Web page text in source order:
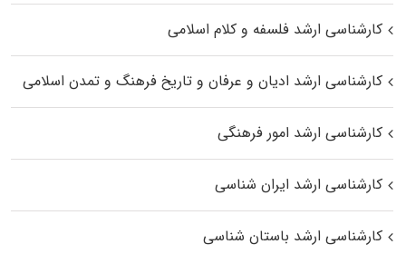
کارشناسی ارشد فلسفه و کلام اسلامی
کارشناسی ارشد ادیان و عرفان و تاریخ فرهنگ و تمدن اسلامی
کارشناسی ارشد امور فرهنگی
کارشناسی ارشد ایران شناسی
کارشناسی ارشد باستان شناسی